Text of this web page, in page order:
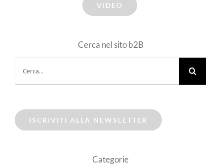
VIDEO
Cerca nel sito b2B
per:
ISCRIVITI ALLA NEWSLETTER
Categorie